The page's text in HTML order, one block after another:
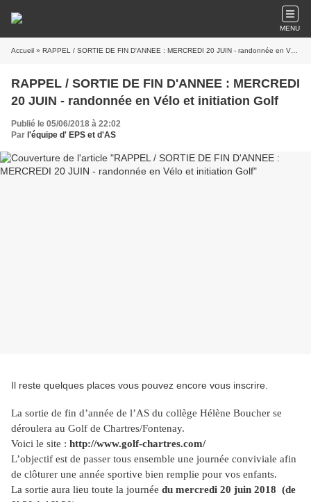
MENU
Accueil » RAPPEL / SORTIE DE FIN D'ANNEE : MERCREDI 20 JUIN - randonnée en Vélo et initiation Golf
RAPPEL / SORTIE DE FIN D'ANNEE : MERCREDI
20 JUIN - randonnée en Vélo et initiation Golf
Publié le 05/06/2018 à 22:02
Par l'équipe d' EPS et d'AS
Il reste quelques places vous pouvez encore vous inscrire.
La sortie de fin d’année de l’AS du collège Hélène Boucher se
déroulera au Golf de Chartres/Fontenay.
Voici le site : http://www.golf-chartres.com/
L’objectif est de passer tous ensemble une journée conviviale afin
de clôturer une année sportive bien remplie pour vos enfants.
La sortie aura lieu toute la journée du mercredi 20 juin 2018 (de